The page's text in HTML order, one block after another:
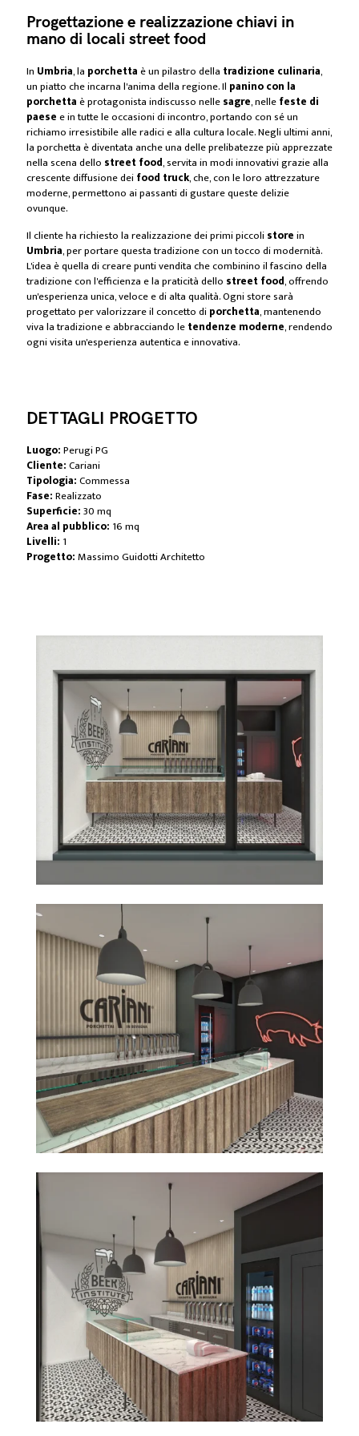
Progettazione e realizzazione chiavi in
mano di locali street food
In Umbria, la porchettaè un pilastro della tradizione culinaria,
un piatto che incarna l'anima della regione. Il panino con la
porchettaè protagonista indiscusso nellesagre, nellefeste di
paesee in tutte le occasioni di incontro, portando con sé un
richiamo irresistibile alle radici e alla cultura locale. Negli ultimi anni,
la porchetta è diventata anche una delle prelibatezze più apprezzate
nella scena dello street food, servita in modi innovativi grazie alla
crescente diffusione deifood truck, che, con le loro attrezzature
moderne, permettono ai passanti di gustare queste delizie
ovunque.
Il cliente ha richiesto la realizzazione dei primi piccolistorein
Umbria, per portare questa tradizione con un tocco di modernità.
L'idea è quella di creare punti vendita che combinino il fascino della
tradizione con l'efficienza e la praticità dello street food, offrendo
un'esperienza unica, veloce e di alta qualità. Ogni store sarà
progettato per valorizzare il concetto diporchetta, mantenendo
viva la tradizione e abbracciando letendenze moderne, rendendo
ogni visita un'esperienza autentica e innovativa.
DETTAGLI PROGETTO
Luogo:Perugi PG
Cliente:Cariani
Tipologia:Commessa
Fase:Realizzato
Superficie:30 mq
Area al pubblico: 16 mq
Livelli: 1
Progetto:Massimo Guidotti Architetto